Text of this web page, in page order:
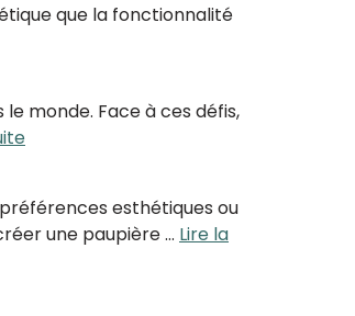
que la fonctionnalité
monde. Face à ces défis,
esthétiques ou
une paupière … Lire la